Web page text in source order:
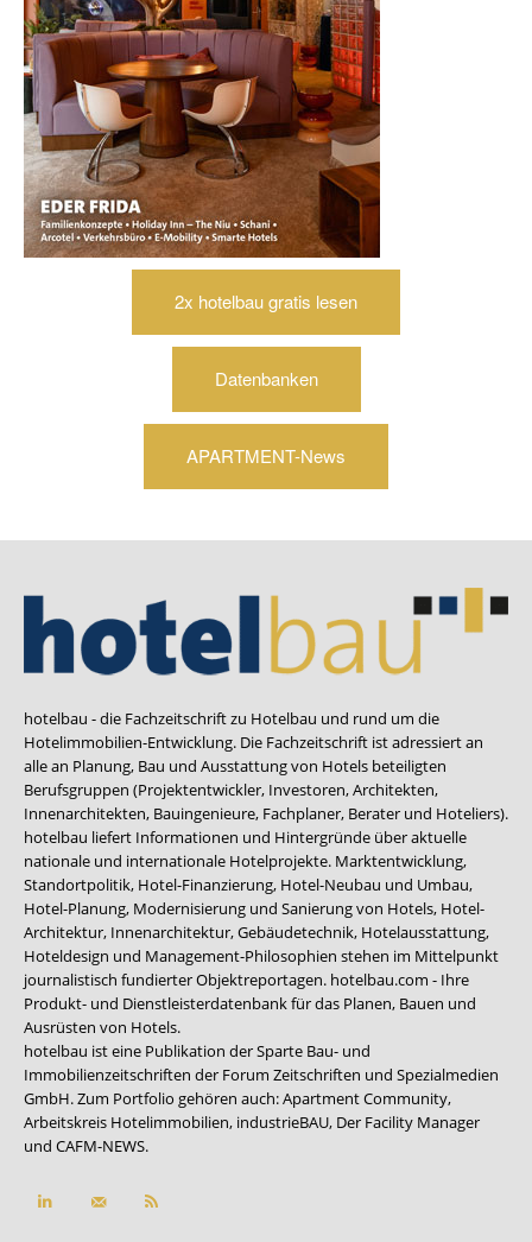
2x hotelbau gratis lesen
Datenbanken
APARTMENT-News
hotelbau - die Fachzeitschrift zu Hotelbau und rund um die
Hotelimmobilien-Entwicklung. Die Fachzeitschrift ist adressiert an
alle an Planung, Bau und Ausstattung von Hotels beteiligten
Berufsgruppen (Projektentwickler, Investoren, Architekten,
Innenarchitekten, Bauingenieure, Fachplaner, Berater und Hoteliers).
hotelbau liefert Informationen und Hintergründe über aktuelle
nationale und internationale Hotelprojekte. Marktentwicklung,
Standortpolitik, Hotel-Finanzierung, Hotel-Neubau und Umbau,
Hotel-Planung, Modernisierung und Sanierung von Hotels, Hotel-
Architektur, Innenarchitektur, Gebäudetechnik, Hotelausstattung,
Hoteldesign und Management-Philosophien stehen im Mittelpunkt
journalistisch fundierter Objektreportagen. hotelbau.com - Ihre
Produkt- und Dienstleisterdatenbank für das Planen, Bauen und
Ausrüsten von Hotels.
hotelbau ist eine Publikation der Sparte Bau- und
Immobilienzeitschriften der Forum Zeitschriften und Spezialmedien
GmbH. Zum Portfolio gehören auch:Apartment Community,
Arbeitskreis Hotelimmobilien, industrieBAU, Der Facility Manager
und CAFM-NEWS.